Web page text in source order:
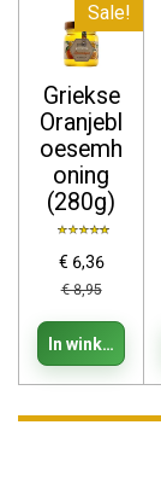
Sale!
Griekse
Oranjebl
oesemh
oning
(280g)
€ 6,36
€ 8,95
In winkelwagen